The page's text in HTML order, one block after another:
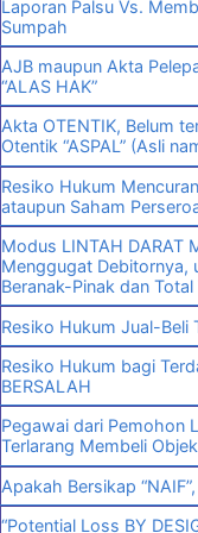
Laporan Palsu Vs.
Sumpah
AJB maupun Akta
“ALAS HAK”
Akta OTENTIK, Belum
Otentik “ASPAL” (Asli
Resiko Hukum
ataupun Saham
Modus LINTAH DARAT
Menggugat Debitornya,
Beranak-Pinak dan
Resiko Hukum Jual-Beli
Resiko Hukum bagi
BERSALAH
Pegawai dari Pemohon
Terlarang Membeli
Apakah Bersikap
“Potential Loss BY